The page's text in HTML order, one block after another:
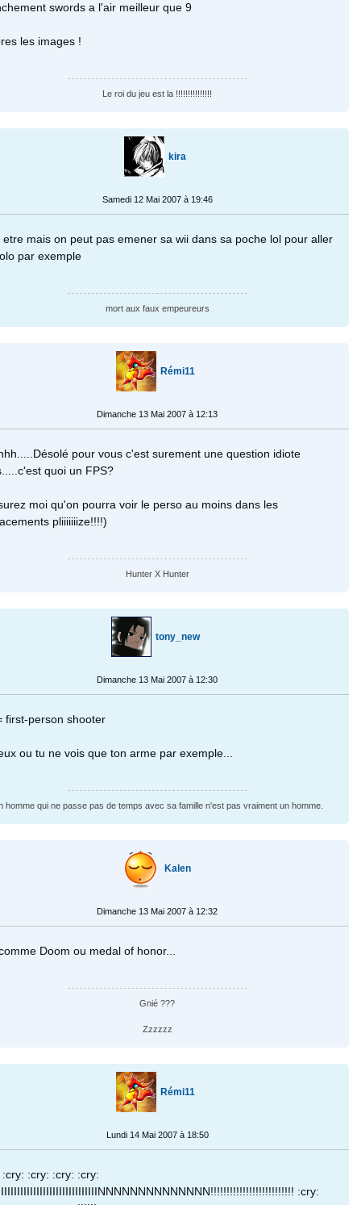
swords a l'air meilleur que 9
les images !
Le roi du jeu est la !!!!!!!!!!!!!!!
kira
Samedi 12 Mai 2007 à 19:46
etre mais on peut pas emener sa wii dans sa poche lol pour aller
par exemple
mort aux faux empeureurs
Rémi11
Dimanche 13 Mai 2007 à 12:13
pour vous c'est surement une question idiote
quoi un FPS?
moi qu'on pourra voir le perso au moins dans les
pliiiiiiize!!!!)
Hunter X Hunter
tony_new
Dimanche 13 Mai 2007 à 12:30
first-person shooter
ou tu ne vois que ton arme par exemple...
homme qui ne passe pas de temps avec sa famille n'est pas vraiment un homme.
Kalen
Dimanche 13 Mai 2007 à 12:32
Doom ou medal of honor...
Gnié ???
Zzzzzz
Rémi11
Lundi 14 Mai 2007 à 18:50
:cry: :cry: :cry:
:cry: